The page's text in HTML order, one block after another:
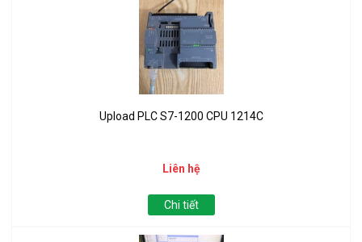
Upload PLC S7-1200 CPU 1214C
Liên hệ
Chi tiết